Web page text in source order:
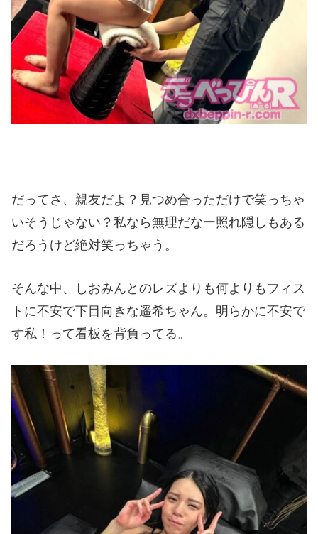
だってさ、親友だよ？見つめ合っただけで笑っちゃ
いそうじゃない？私なら無理だなー照れ隠しもある
だろうけど絶対笑っちゃう。
そんな中、しおみんとのレズよりも何よりもフィス
トに不安で下目向きな遥希ちゃん。明らかに不安で
す私！って看板を背負ってる。